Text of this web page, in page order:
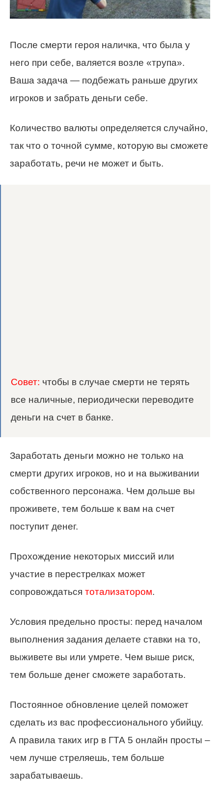
После смерти героя наличка, что была у
него при себе, валяется возле «трупа».
Ваша задача — подбежать раньше других
игроков и забрать деньги себе.
Количество валюты определяется случайно,
так что о точной сумме, которую вы сможете
заработать, речи не может и быть.
Совет: чтобы в случае смерти не терять
все наличные, периодически переводите
деньги на счет в банке.
Заработать деньги можно не только на
смерти других игроков, но и на выживании
собственного персонажа. Чем дольше вы
проживете, тем больше к вам на счет
поступит денег.
Прохождение некоторых миссий или
участие в перестрелках может
сопровождаться тотализатором.
Условия предельно просты: перед началом
выполнения задания делаете ставки на то,
выживете вы или умрете. Чем выше риск,
тем больше денег сможете заработать.
Постоянное обновление целей поможет
сделать из вас профессионального убийцу.
А правила таких игр в ГТА 5 онлайн просты –
чем лучше стреляешь, тем больше
зарабатываешь.